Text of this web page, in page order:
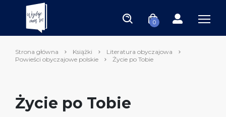
0
Strona główna Książki
Literatura obyczajowa
Powieści obyczajowe polskie
Życie po Tobie
Życie po Tobie